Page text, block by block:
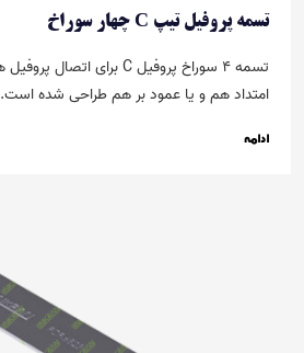
تسمه پروفیل تیپ C چهار سوراخ
امتداد هم و یا عمود بر هم طراحی شده است.
ادامه